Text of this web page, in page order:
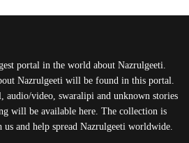
portal in the world about Nazrulgeeti.
Nazrulgeeti will be found in this portal.
audio/video, swaralipi and unknown stories
will be available here. The collection is
and help spread Nazrulgeeti worldwide.